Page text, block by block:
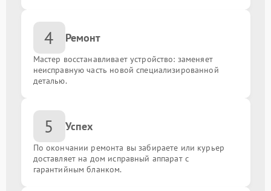
Ремонт системы управления
Восстановление дорожек
Замена резисторов
Замена батарейки биоса от 250.00 ₽
4 Ремонт
Мастер восстанавливает устройство: заменяет
неисправную часть новой специализированной
деталью.
5 Успех
По окончании ремонта вы забираете или курьер
доставляет на дом исправный аппарат с
гарантийным бланком.